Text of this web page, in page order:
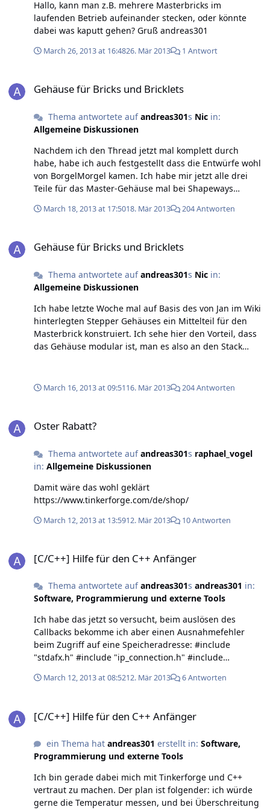
wir zum Preis: Für alle Teile zusammen habe ich 35,00 €
bezahlt + 8,60 € Versand = 43,60 € für den ganzen Spaß.
Ist also nicht ganz billig, aber wenn man mehrere Teile
allem bin ich ganz zufrieden mit dem Experiment (bis
niedlich sprechen) aus in ihrer blauen Verpackung.
Hallo, kann man z.B. mehrere Masterbricks im
laufenden Betrieb aufeinander stecken, oder könnte
dabei was kaputt gehen? Gruß andreas301
March 26, 2013 at 16:4826. Mär 2013 1 Antwort
Gehäuse für Bricks und Bricklets
Thema antwortete aufandreas301s Nicin:
Allgemeine Diskussionen
Nachdem ich den Thread jetzt mal komplett durch
habe, habe ich auch festgestellt dass die Entwürfe wohl
von BorgelMorgel kamen. Ich habe mir jetzt alle drei
Teile für das Master-Gehäuse mal bei Shapeways
March 18, 2013 at 17:5018. Mär 2013 204 Antworten
Gehäuse für Bricks und Bricklets
Thema antwortete aufandreas301s Nicin:
Allgemeine Diskussionen
Ich habe letzte Woche mal auf Basis des von Jan im Wiki
hinterlegten Stepper Gehäuses ein Mittelteil für den
Masterbrick konstruiert. Ich sehe hier den Vorteil, dass
das Gehäuse modular ist, man es also an den Stack
March 16, 2013 at 09:5116. Mär 2013 204 Antworten
Oster Rabatt?
Thema antwortete aufandreas301s raphael_vogel
in: Allgemeine Diskussionen
Damit wäre das wohl geklärt
https://www.tinkerforge.com/de/shop/
March 12, 2013 at 13:5912. Mär 2013 10 Antworten
[C/C++] Hilfe für den C++ Anfänger
Thema antwortete aufandreas301s andreas301 in:
Software, Programmierung und externe Tools
Ich habe das jetzt so versucht, beim auslösen des
Callbacks bekomme ich aber einen Ausnahmefehler
beim Zugriff auf eine Speicheradresse: #include
"stdafx.h" #include "ip_connection.h" #include
"bricklet_dual_relay.h" #define HOST "localhost" #define
greater than 25 °C void cb_reached(int16_t temperature,
*)user_data; printf("Temperatur: %f °C.\n",
temperature/100.0); dual_relay_set_state(dr, true, false);
ipcon_create(&ipcon); // Create device object for
Temperature Temperature t; temperature_create(&t,
March 12, 2013 at 08:5212. Mär 2013 6 Antworten
[C/C++] Hilfe für den C++ Anfänger
ein Thema hat andreas301 erstellt in: Software,
Programmierung und externe Tools
Ich bin gerade dabei mich mit Tinkerforge und C++
vertraut zu machen. Der plan ist folgender: ich würde
gerne die Temperatur messen, und bei Überschreitung